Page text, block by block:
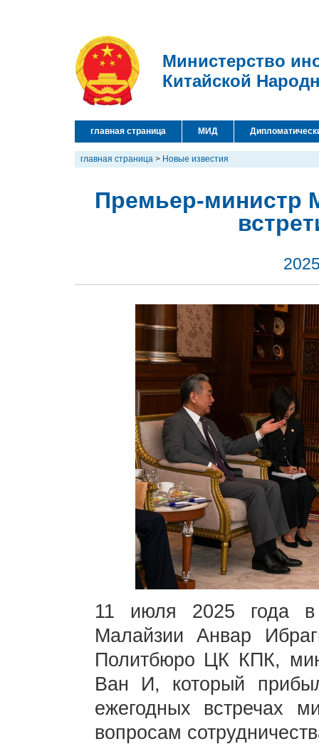
Министерство
Китайской
главная страница МИД
главная страница > Новые известия
Премьер-министр
11 июля 2025 года в
Малайзии Анвар
Политбюро ЦК КПК,
Ван И, который
ежегодных встречах
вопросам